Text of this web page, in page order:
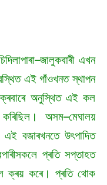
এখন
এই গাঁওখনত স্থাপন
অনুস্থিত এই কল
অসম–মেঘালয়
বজাৰখনতে উৎপাদিত
প্ৰতি সপ্তাহত
ক্ৰয় কৰে। প্ৰতি থোক